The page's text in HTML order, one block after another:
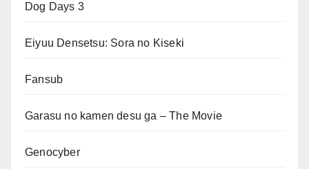
Dog Days 3
Eiyuu Densetsu: Sora no Kiseki
Fansub
Garasu no kamen desu ga – The Movie
Genocyber